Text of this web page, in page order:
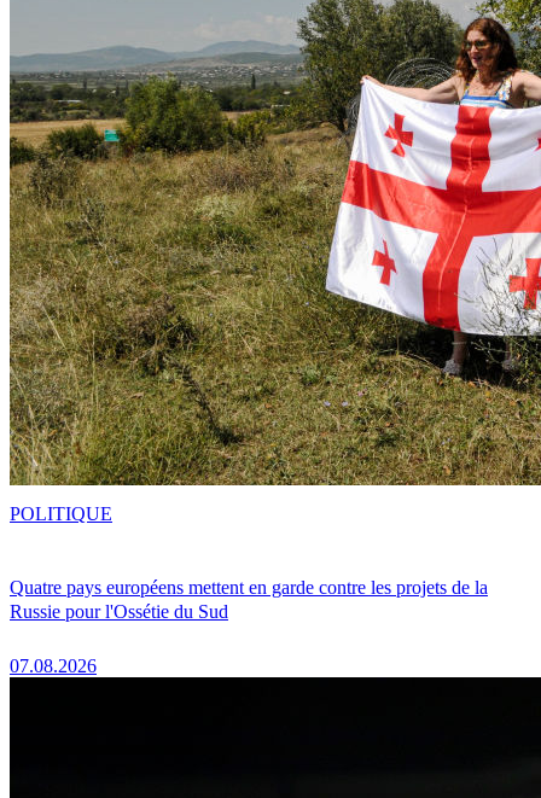
Quatre pays européens mettent en garde contre les projets de la
Russie pour l'Ossétie du Sud
07.08.2026
POLITIQUE